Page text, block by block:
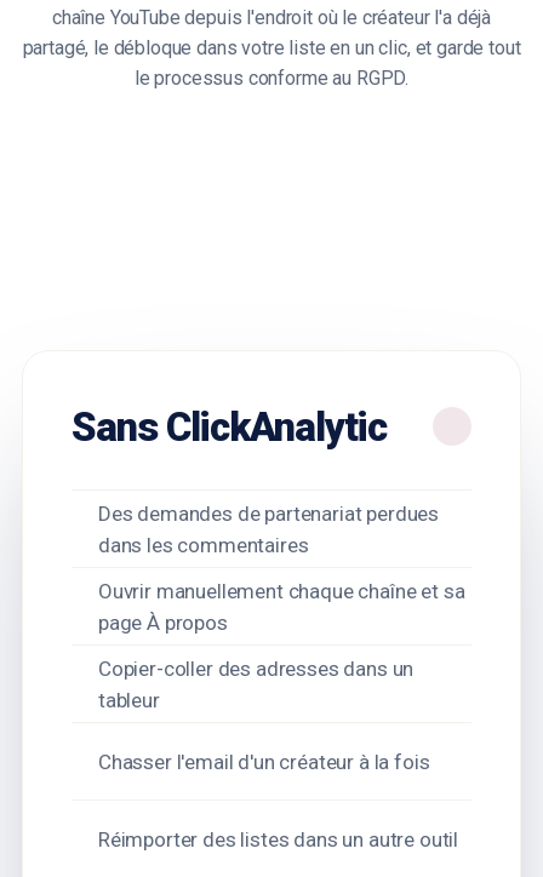
chaîne YouTube depuis l'endroit où le créateur l'a déjà
partagé, le débloque dans votre liste en un clic, et garde tout
le processus conforme au RGPD.
Sans ClickAnalytic
Des demandes de partenariat perdues
dans les commentaires
Ouvrir manuellement chaque chaîne et sa
page À propos
Copier-coller des adresses dans un
tableur
Chasser l'email d'un créateur à la fois
Réimporter des listes dans un autre outil